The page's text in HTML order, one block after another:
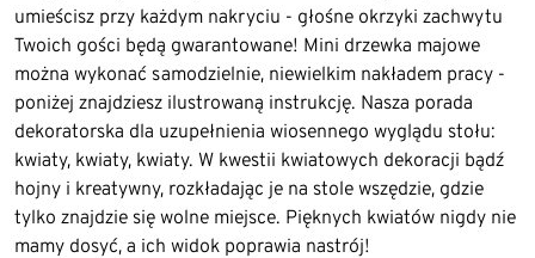
umieścisz przy każdym nakryciu - głośne okrzyki zachwytu
Twoich gości będą gwarantowane! Mini drzewka majowe
można wykonać samodzielnie, niewielkim nakładem pracy -
poniżej znajdziesz ilustrowaną instrukcję. Nasza porada
dekoratorska dla uzupełnienia wiosennego wyglądu stołu:
kwiaty, kwiaty, kwiaty. W kwestii kwiatowych dekoracji bądź
hojny i kreatywny, rozkładając je na stole wszędzie, gdzie
tylko znajdzie się wolne miejsce. Pięknych kwiatów nigdy nie
mamy dosyć, a ich widok poprawia nastrój!